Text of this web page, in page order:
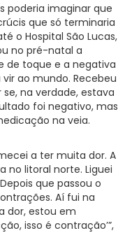
poderia imaginar que
que só terminaria
o Hospital São Lucas,
no pré-natal a
de toque e a negativa
ao mundo. Recebeu
na verdade, estava
foi negativo, mas
na veia.
a ter muita dor. A
no litoral norte. Liguei
que passou o
Aí fui na
dor, estou em
isso é contração’”,